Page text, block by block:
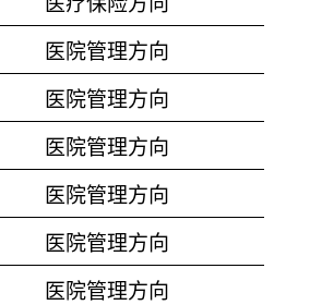
医院管理方向
医院管理方向
医院管理方向
医院管理方向
医院管理方向
医院管理方向